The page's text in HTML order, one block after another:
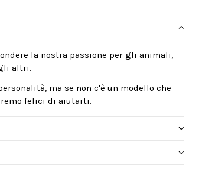
la nostra passione per gli animali,
altri.
ma se non c'è un modello che
felici di aiutarti.